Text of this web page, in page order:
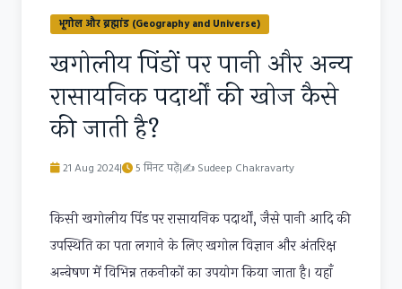
भूगोल और ब्रह्मांड (Geography and Universe)
खगोलीय पिंडों पर पानी और अन्य
रासायनिक पदार्थों की खोज कैसे
की जाती है?
21 Aug 2024| 5 मिनट पढ़ें|✍ Sudeep Chakravarty
किसी खगोलीय पिंड पर रासायनिक पदार्थों, जैसे पानी आदि की
उपस्थिति का पता लगाने के लिए खगोल विज्ञान और अंतरिक्ष
अन्वेषण में विभिन्न तकनीकों का उपयोग किया जाता है। यहाँ